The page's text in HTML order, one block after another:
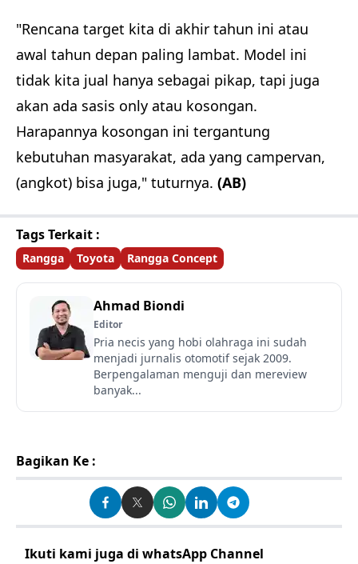
"Rencana target kita di akhir tahun ini atau
awal tahun depan paling lambat. Model ini
tidak kita jual hanya sebagai pikap, tapi juga
akan ada sasis only atau kosongan.
Harapannya kosongan ini tergantung
kebutuhan masyarakat, ada yang campervan,
(angkot) bisa juga," tuturnya. (AB)
Tags Terkait :
Rangga Toyota Rangga Concept
Ahmad Biondi
Editor
Pria necis yang hobi olahraga ini sudah
menjadi jurnalis otomotif sejak 2009.
Berpengalaman menguji dan mereview
banyak...
Bagikan Ke :
Ikuti kami juga di whatsApp Channel